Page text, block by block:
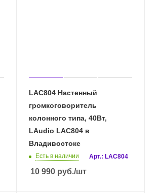
LAC804 Настенный
громкоговоритель
колонного типа, 40Вт,
LAudio LAC804 в
Владивостоке
Есть в наличии Арт.: LAC804
10 990 руб./шт